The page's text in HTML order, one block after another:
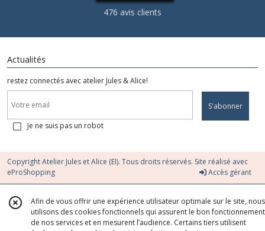
476 avis clients
Actualités
restez connectés avec atelier Jules & Alice!
S'abonner
Je ne suis pas un robot
Copyright Atelier Jules et Alice (EI). Tous droits réservés. Site réalisé avec
eProShopping
Accès gérant
Afin de vous offrir une expérience utilisateur optimale sur le site, nous
utilisons des cookies fonctionnels qui assurent le bon fonctionnement
de nos services et en mesurent l’audience. Certains tiers utilisent